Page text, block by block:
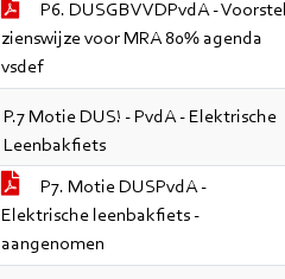
P6. DUSGBVVDPvdA - Voorstel
zienswijze voor MRA 80% agenda
vsdef
P.7 Motie DUS! - PvdA - Elektrische
Leenbakfiets
P7. Motie DUSPvdA -
Elektrische leenbakfiets -
aangenomen